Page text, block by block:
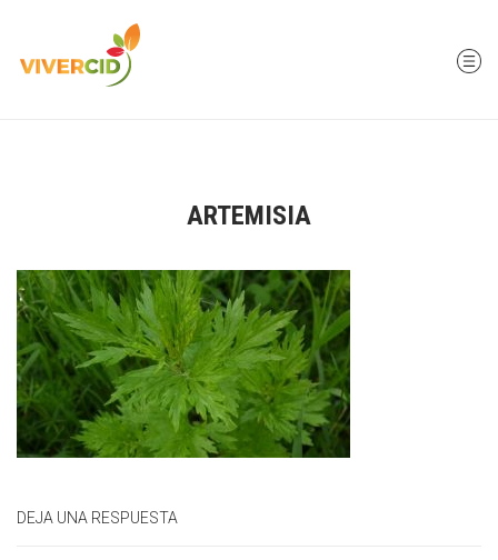
ARTEMISIA
DEJA UNA RESPUESTA